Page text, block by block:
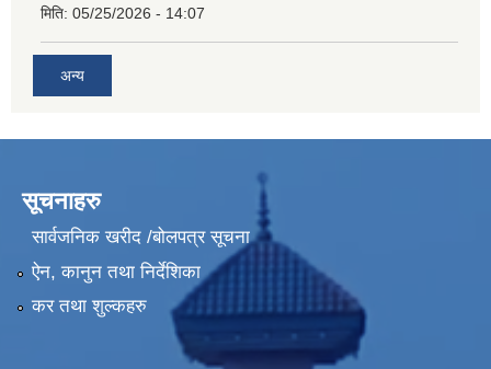
मिति: 05/25/2026 - 14:07
अन्य
सूचनाहरु
सार्वजनिक खरीद /बोलपत्र सूचना
ऐन, कानुन तथा निर्देशिका
कर तथा शुल्कहरु